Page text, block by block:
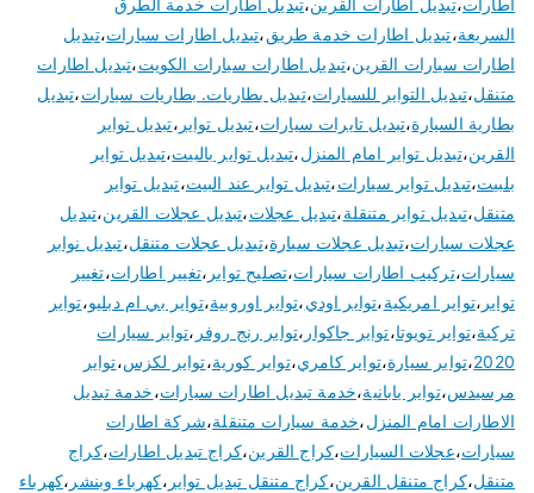
اطارات،تبديل اطارات القرين،تبديل اطارات خدمة الطرق
السريعة،تبديل اطارات خدمة طريق،تبديل اطارات سيارات،تبديل
اطارات سيارات القرين،تبديل اطارات سيارات الكويت،تبديل اطارات
متنقل،تبديل التواير للسيارات،تبديل بطاريات. بطاريات سيارات،تبديل
بطارية السيارة،تبديل تايرات سيارات،تبديل تواير ،تبديل تواير
القرين،تبديل تواير امام المنزل،تبديل تواير بالبيت،تبديل تواير
بلبيت،تبديل تواير سيارات،تبديل تواير عند البيت،تبديل تواير
متنقل،تبديل تواير متنقلة،تبديل عجلات،تبديل عجلات القرين،تبديل
عجلات سيارات،تبديل عجلات سيارة،تبديل عجلات متنقل،تبديل نوابر
سيارات،تركيب اطارات سيارات،تصليح تواير ،تغيير اطارات،تغيير
تواير ،تواير امريكية،تواير اودي،تواير اوروبية،تواير بي ام دبليو،تواير
تركية،تواير تويوتا،تواير جاكوار ،تواير رنج روفر ،تواير سيارات
2020،تواير سيارة،تواير كامري،تواير كورية،تواير لكزس،تواير
مرسيدس،تواير يابانية،خدمة تبديل اطارات سيارات،خدمة تبديل
الاطارات امام المنزل،خدمة سيارات متنقلة،شركة اطارات
سيارات،عجلات السيارات،كراج القرين،كراج تبديل اطارات،كراج
متنقل،كراج متنقل القرين،كراج متنقل تبديل تواير ،كهرباء وبنشر ،كهرباء